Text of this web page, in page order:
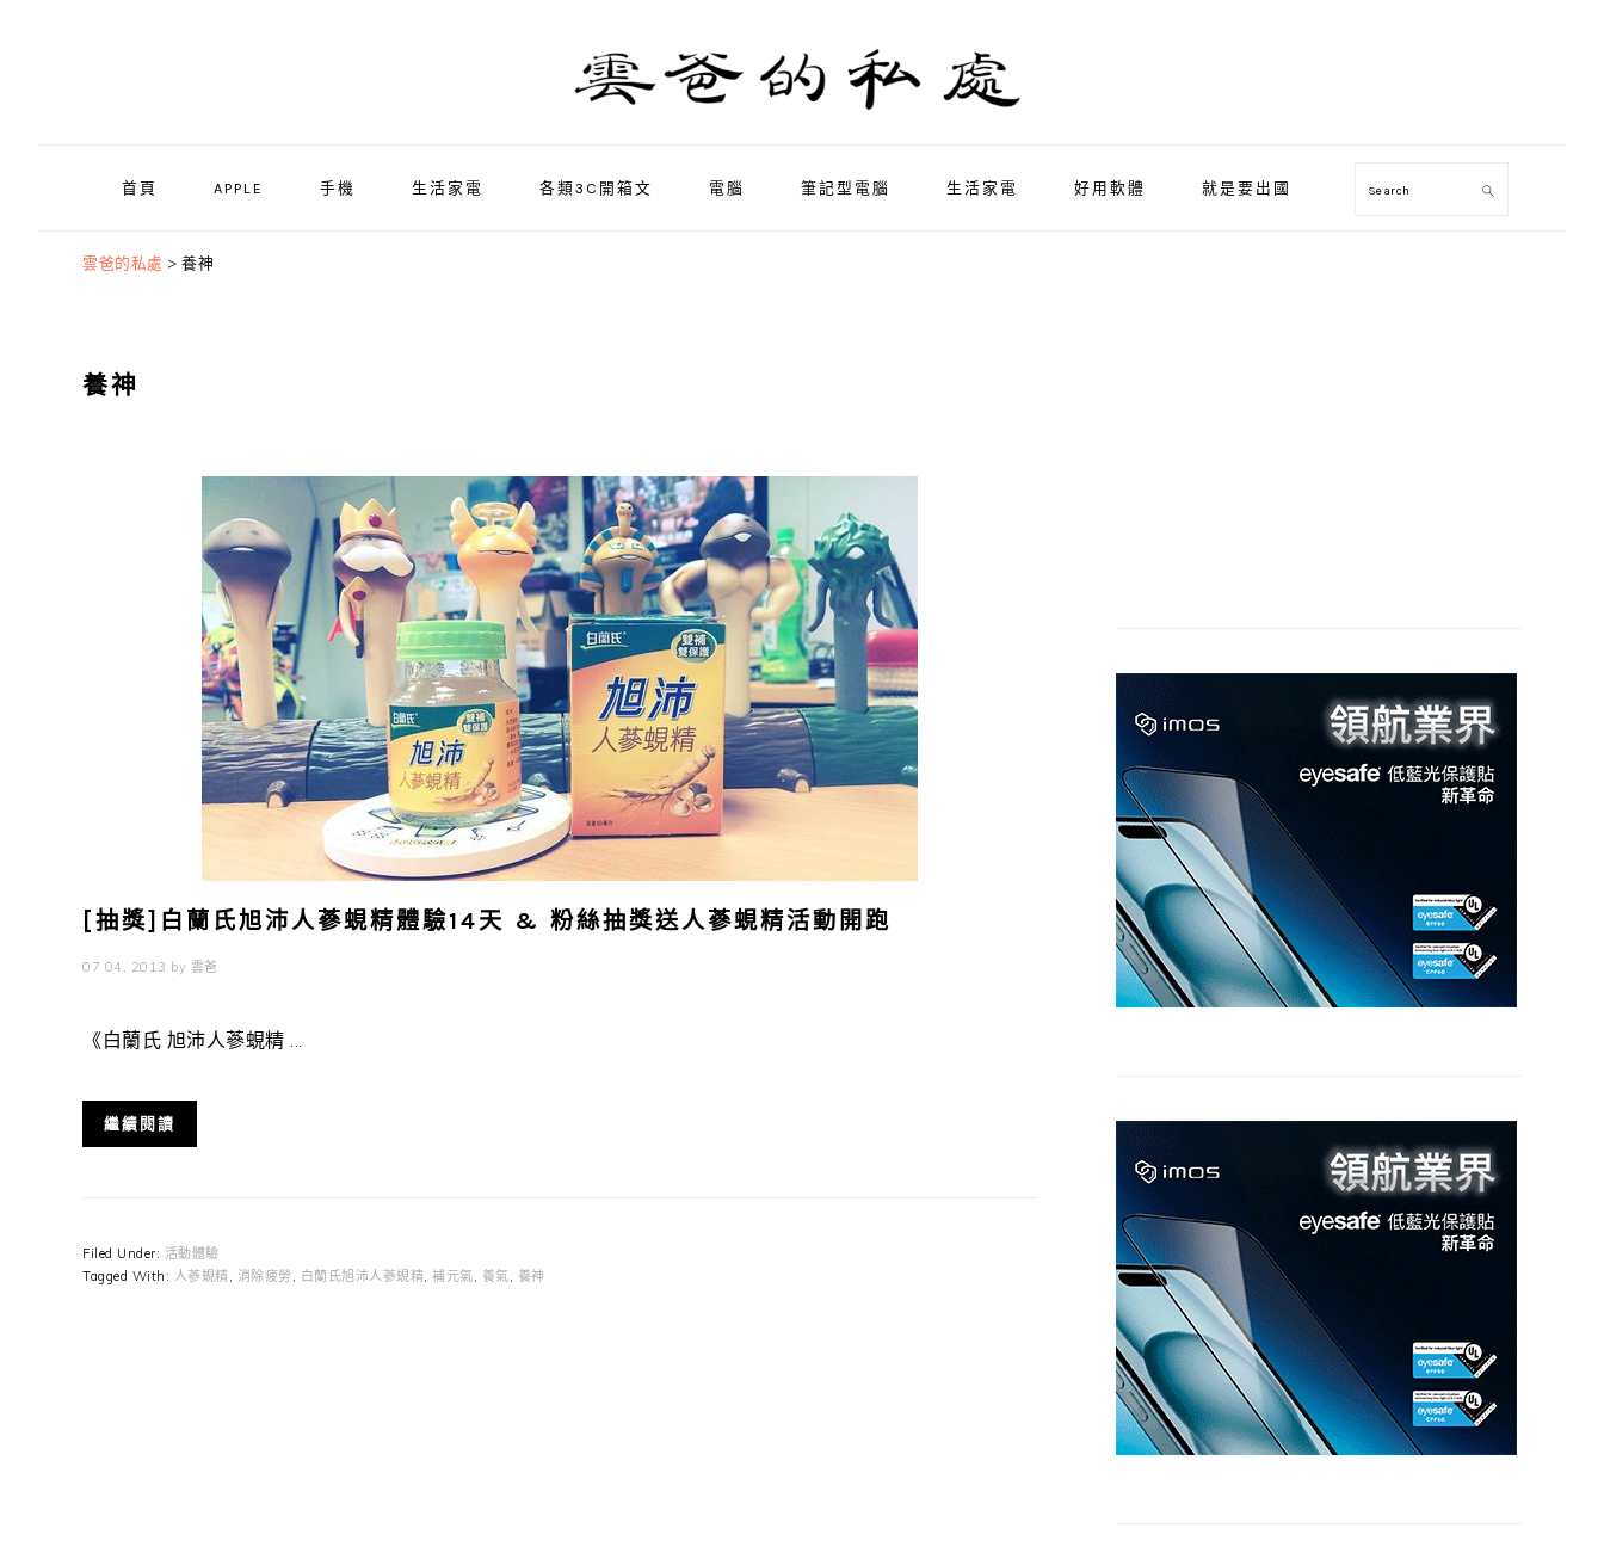
首頁 APPLE 手機 生活家電 各類3C開箱文 電腦 筆記型電腦 生活家電 好用軟體 就是要出國 Search
雲爸的私處 > 養神
養神
[抽獎]白蘭氏旭沛人蔘蜆精體驗14天 & 粉絲抽獎送人蔘蜆精活動開跑
07 04, 2013 by 雲爸
《白蘭氏 旭沛人蔘蜆精 ...
繼續閱讀
Filed Under: 活動體驗
Tagged With: 人蔘蜆精, 消除疲勞 , 白蘭氏旭沛人蔘蜆精, 補元氣, 養氣, 養神